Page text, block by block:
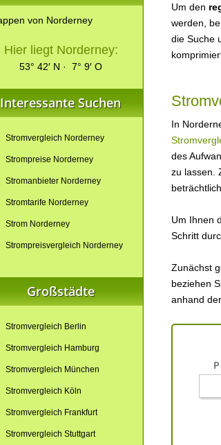
Um den
werden,
die Suche
In
des
zu lassen.
Um Ihnen
Schritt
Zunächst
beziehen
anhand
Hier liegt Norderney:
53° 42′ N · 7° 9′ O
Interessante Suchen
Stromvergleich Norderney
Strompreise Norderney
Stromanbieter Norderney
Stromtarife Norderney
Strom Norderney
Strompreisvergleich Norderney
Großstädte
Stromvergleich Berlin
Stromvergleich Hamburg
Stromvergleich München
Stromvergleich Köln
Stromvergleich Frankfurt
Stromvergleich Stuttgart